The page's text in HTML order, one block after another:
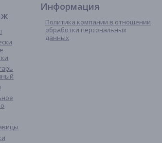
Информация
Политика компании в отношении
обработки персональных
данных